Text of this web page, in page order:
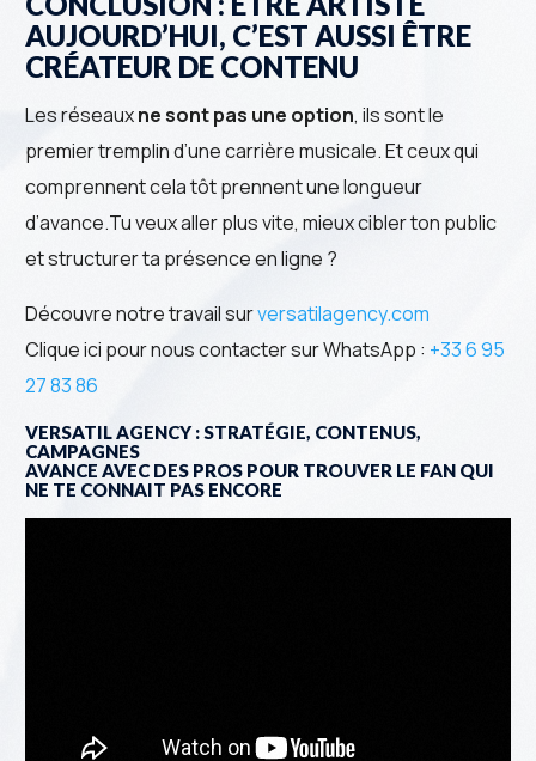
AUJOURD’HUI, C’EST AUSSI ÊTRE
CRÉATEUR DE CONTENU
Les réseauxne sont pas une option, ils sont le
premier tremplin d’une carrière musicale. Et ceux qui
comprennent cela tôt prennent une longueur
d’avance.Tu veux aller plus vite, mieux cibler ton public
et structurer ta présence en ligne ?
Découvre notre travail surversatilagency.com
Clique ici pour nous contacter sur WhatsApp : +33 6 95
27 83 86
VERSATIL AGENCY : STRATÉGIE, CONTENUS,
CAMPAGNES
AVANCE AVEC DES PROS POUR TROUVER LE FAN QUI
NE TE CONNAIT PAS ENCORE